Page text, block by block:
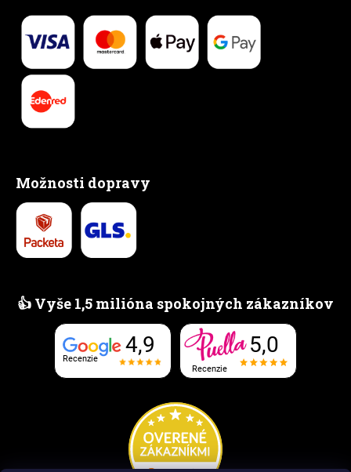
Možnosti dopravy
👍 Vyše 1,5 milióna spokojných zákazníkov
Recenzie
4,9
Recenzie
5,0